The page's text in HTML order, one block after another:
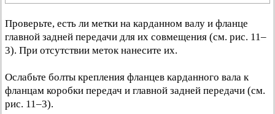
Проверьте, есть ли метки на карданном валу и фланце
главной задней передачи для их совмещения (см. рис. 11–
3). При отсутствии меток нанесите их.
Ослабьте болты крепления фланцев карданного вала к
фланцам коробки передач и главной задней передачи (см.
рис. 11–3).